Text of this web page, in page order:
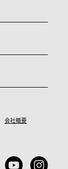
会社概要